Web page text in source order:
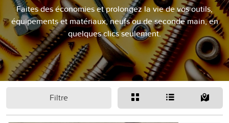
Faites des économies et prolongez la vie de vos outils,
équipements et matériaux, neufs ou de seconde main, en
quelques clics seulement.
Filtre